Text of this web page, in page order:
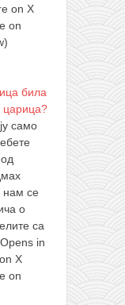
on X
on
била
царица?
само
нам се
о
са
in
X
on